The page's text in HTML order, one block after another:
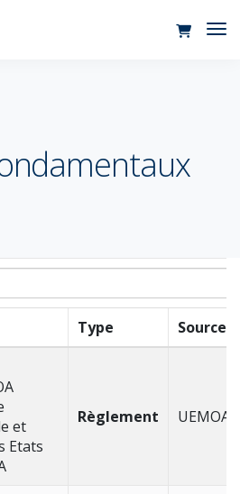
Type
Source
et
Etats
Règlement UEMOA